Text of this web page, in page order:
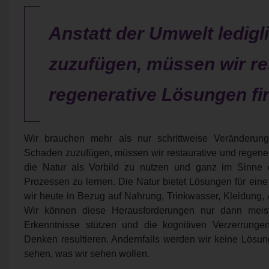
Anstatt der Umwelt
zuzufügen, müssen wir
regenerative Lösungen
Wir brauchen mehr als nur schrittweise
Schaden zuzufügen, müssen wir restaurative und
die Natur als Vorbild zu nutzen und ganz im Sinne
Prozessen zu lernen. Die Natur bietet Lösungen für
wir heute in Bezug auf Nahrung, Trinkwasser,
Wir können diese Herausforderungen nur dann
Erkenntnisse stützen und die kognitiven
Denken resultieren. Andernfalls werden wir keine
sehen, was wir sehen wollen.